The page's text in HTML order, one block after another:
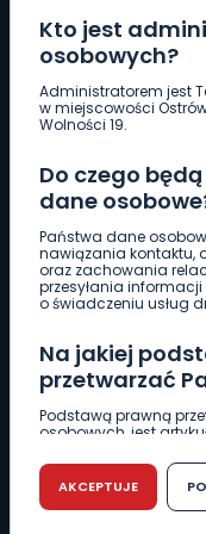
Kto jest
osobowych?
Administratorem jest
w miejscowości
Wolności 19.
Do czego
dane
Państwa dane
nawiązania kontaktu,
oraz zachowania
przesyłania
o świadczeniu usług
Na jakiej
przetwarzać
Podstawą prawną
osobowych, jest
r. w sprawie ochrony
przetwarzaniem
swobodnego
dyrektywy 95/46/WE
AKCEPTUJE
Pobierz logotyp
661 997 997
REDAKCJA
62 735 22 22
DZIAŁ REKLAMY
62 735 01 85
WIADOMOŚCI
CIEKAWOSTKI